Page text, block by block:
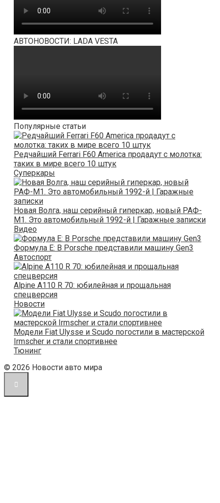
АВТОНОВОСТИ: LADA VESTA
Популярные статьи
Редчайший Ferrari F60 America продадут с молотка:
таких в мире всего 10 штук
Суперкары
Новая Волга, наш серийный гиперкар, новый РАФ-
М1. Это автомобильный 1992-й | Гаражные записки
Видео
Формула E: В Porsche представили машину Gen3
Автоспорт
Alpine A110 R 70: юбилейная и прощальная
спецверсия
Новости
Модели Fiat Ulysse и Scudo погостили в мастерской
Irmscher и стали спортивнее
Тюнинг
© 2026 Новости авто мира